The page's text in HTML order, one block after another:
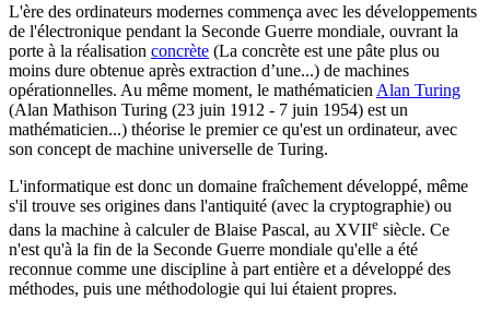
L'ère des ordinateurs modernes commença avec les développements
de l'électronique pendant la Seconde Guerre mondiale, ouvrant la
porte à la réalisation concrète (La concrète est une pâte plus ou
moins dure obtenue après extraction d’une...) de machines
opérationnelles. Au même moment, le mathématicien Alan Turing
(Alan Mathison Turing (23 juin 1912 - 7 juin 1954) est un
mathématicien...) théorise le premier ce qu'est un ordinateur, avec
son concept de machine universelle de Turing.
L'informatique est donc un domaine fraîchement développé, même
s'il trouve ses origines dans l'antiquité (avec la cryptographie) ou
dans la machine à calculer de Blaise Pascal, au XVIIe siècle. Ce
n'est qu'à la fin de la Seconde Guerre mondiale qu'elle a été
reconnue comme une discipline à part entière et a développé des
méthodes, puis une méthodologie qui lui étaient propres.